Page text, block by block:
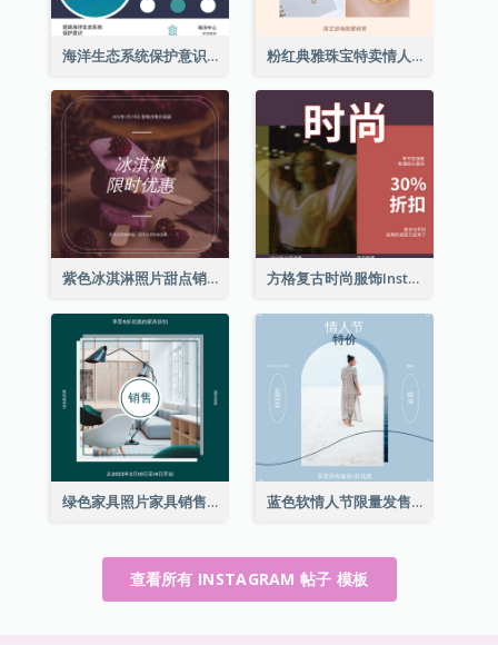
海洋生态系统保护意识Instagram帖子 粉红典雅珠宝特卖情人节Instagram帖子
紫色冰淇淋照片甜点销售Instagram帖子 方格复古时尚服饰Instagram帖子
绿色家具照片家具销售Instagram帖子 蓝色软情人节限量发售Instagram帖子
查看所有 INSTAGRAM 帖子 模板